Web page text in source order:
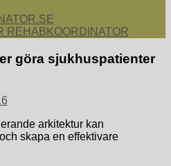
arbetar med att koordinera och
för återgång i arbete.
REHABKOORDINATOR
göra sjukhuspatienter
arkitektur kan
skapa en effektivare